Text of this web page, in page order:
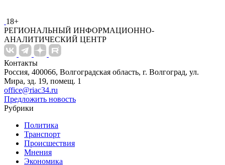
18+
РЕГИОНАЛЬНЫЙ ИНФОРМАЦИОННО-
АНАЛИТИЧЕСКИЙ ЦЕНТР
Контакты
Россия, 400066, Волгоградская область, г. Волгоград, ул.
Мира, зд. 19, помещ. 1
office@riac34.ru
Предложить новость
Рубрики
Политика
Транспорт
Происшествия
Мнения
Экономика